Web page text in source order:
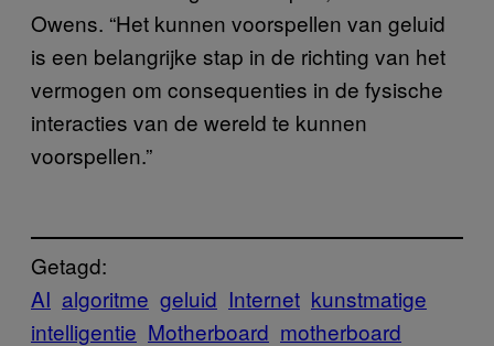
Owens. “Het kunnen voorspellen van geluid
is een belangrijke stap in de richting van het
vermogen om consequenties in de fysische
interacties van de wereld te kunnen
voorspellen.”
Getagd:
AI algoritme geluid Internet kunstmatige
intelligentie Motherboard motherboard